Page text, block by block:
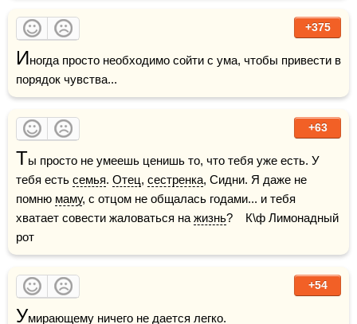
+375
Иногда просто необходимо сойти с ума, чтобы привести в
порядок чувства...
+63
Ты просто не умеешь ценишь то, что тебя уже есть. У
тебя есть семья. Отец, сестренка, Сидни. Я даже не
помню маму, с отцом не общалась годами... и тебя
хватает совести жаловаться на жизнь?    К\ф Лимонадный
рот
+54
Умирающему ничего не дается легко.